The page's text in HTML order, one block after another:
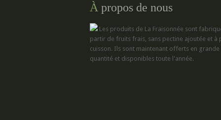
À propos de nous
Les produits de La Fraisonnée sont
partir de fruits frais, sans pectine ajoutée et à
cuisson. Ils sont maintenant offerts en grande
quantité et disponibles toute l'année.